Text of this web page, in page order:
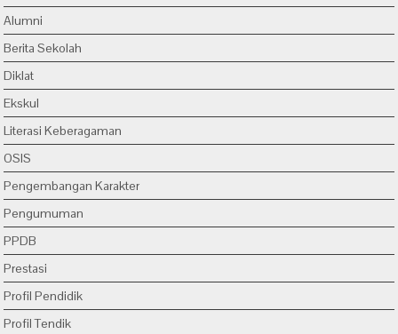
Alumni
Berita Sekolah
Diklat
Ekskul
Literasi Keberagaman
OSIS
Pengembangan Karakter
Pengumuman
PPDB
Prestasi
Profil Pendidik
Profil Tendik